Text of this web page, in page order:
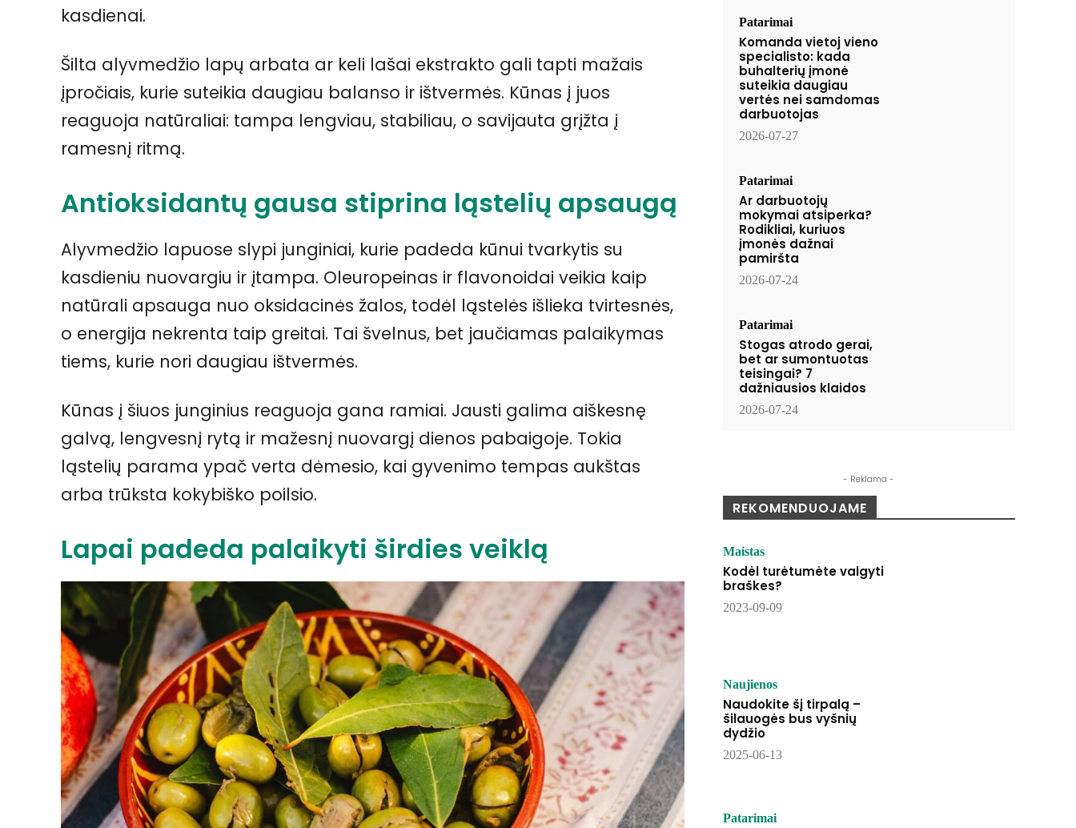
kasdienai.
Šilta alyvmedžio lapų arbata ar keli lašai ekstrakto gali tapti mažais
įpročiais, kurie suteikia daugiau balanso ir ištvermės. Kūnas į juos
reaguoja natūraliai: tampa lengviau, stabiliau, o savijauta grįžta į
ramesnį ritmą.
Antioksidantų gausa stiprina ląstelių apsaugą
Alyvmedžio lapuose slypi junginiai, kurie padeda kūnui tvarkytis su
kasdieniu nuovargiu ir įtampa. Oleuropeinas ir flavonoidai veikia kaip
natūrali apsauga nuo oksidacinės žalos, todėl ląstelės išlieka tvirtesnės,
o energija nekrenta taip greitai. Tai švelnus, bet jaučiamas palaikymas
tiems, kurie nori daugiau ištvermės.
Kūnas į šiuos junginius reaguoja gana ramiai. Jausti galima aiškesnę
galvą, lengvesnį rytą ir mažesnį nuovargį dienos pabaigoje. Tokia
ląstelių parama ypač verta dėmesio, kai gyvenimo tempas aukštas
arba trūksta kokybiško poilsio.
Lapai padeda palaikyti širdies veiklą
Patarimai
Komanda vietoj vieno
specialisto: kada
buhalterių įmonė
suteikia daugiau
vertės nei samdomas
darbuotojas
2026-07-27
Patarimai
Ar darbuotojų
mokymai atsiperka?
Rodikliai, kuriuos
įmonės dažnai
pamiršta
2026-07-24
Patarimai
Stogas atrodo gerai,
bet ar sumontuotas
teisingai? 7
dažniausios klaidos
2026-07-24
- Reklama -
REKOMENDUOJAME
Maistas
Kodėl turėtumėte valgyti
braškes?
2023-09-09
Naujienos
Naudokite šį tirpalą –
šilauogės bus vyšnių
dydžio
2025-06-13
Patarimai